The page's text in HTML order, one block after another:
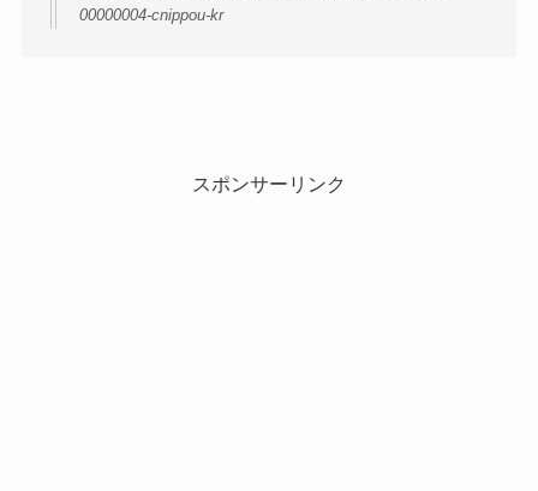
00000004-cnippou-kr
スポンサーリンク